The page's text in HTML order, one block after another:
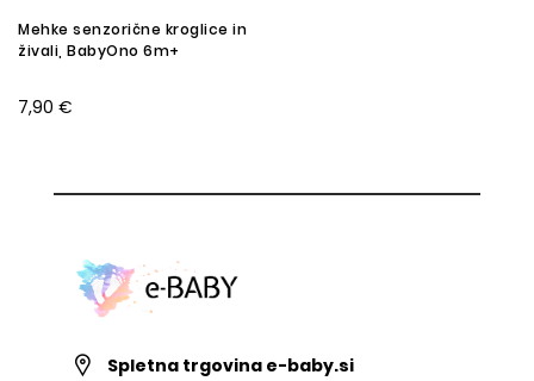
Mehke senzorične kroglice in
živali, BabyOno 6m+
7,90 €
Spletna trgovina e-baby.si